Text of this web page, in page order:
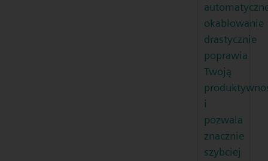
okablowanie
drastycznie
poprawia
Twoją
i
pozwala
znacznie
szybciej